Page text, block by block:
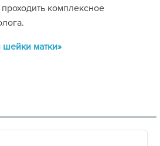
комплексное
матки»